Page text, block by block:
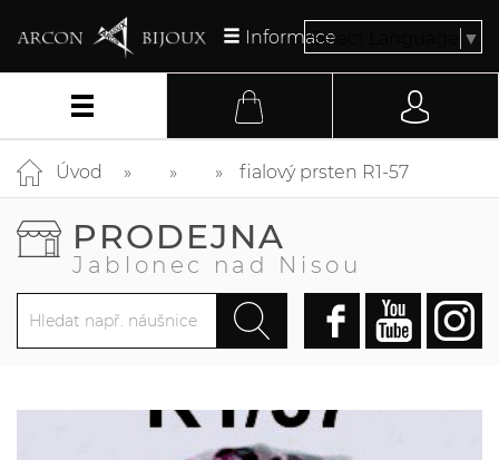
InformaceSelect Language ▼
Úvod fialový prsten R1-57
PRODEJNA
Jablonec nad Nisou